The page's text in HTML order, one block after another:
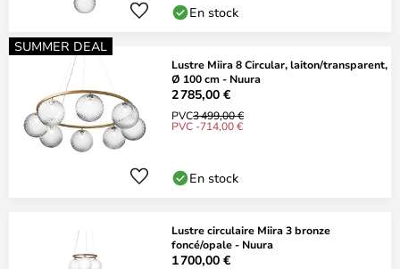
En stock
SUMMER DEAL
Lustre Miira 8 Circular, laiton/transparent,
Ø 100 cm - Nuura
2 785,00 €
PVC3 499,00 €
PVC -714,00 €
En stock
Lustre circulaire Miira 3 bronze
foncé/opale - Nuura
1 700,00 €